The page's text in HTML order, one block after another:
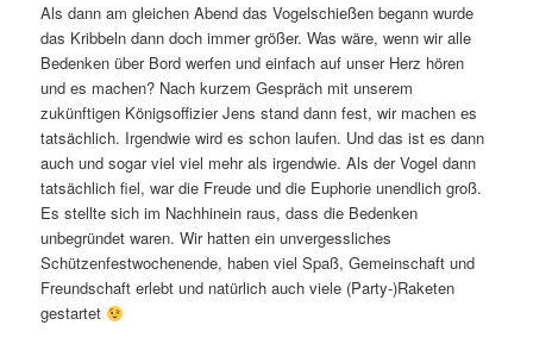
Als dann am gleichen Abend das Vogelschießen begann wurde
das Kribbeln dann doch immer größer. Was wäre, wenn wir alle
Bedenken über Bord werfen und einfach auf unser Herz hören
und es machen? Nach kurzem Gespräch mit unserem
zukünftigen Königsoffizier Jens stand dann fest, wir machen es
tatsächlich. Irgendwie wird es schon laufen. Und das ist es dann
auch und sogar viel viel mehr als irgendwie. Als der Vogel dann
tatsächlich fiel, war die Freude und die Euphorie unendlich groß.
Es stellte sich im Nachhinein raus, dass die Bedenken
unbegründet waren. Wir hatten ein unvergessliches
Schützenfestwochenende, haben viel Spaß, Gemeinschaft und
Freundschaft erlebt und natürlich auch viele (Party-)Raketen
gestartet